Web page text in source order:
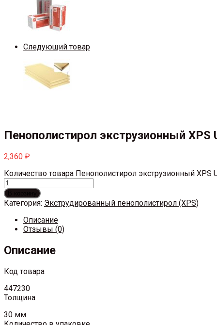
Следующий товар
Пенополистирол экструзионный
2,360 ₽
Количество товара Пенополистирол экструзионный
В корзину
Категория: Экструдированный пенополистирол (XPS)
Описание
Отзывы (0)
Описание
Код товара
447230
Толщина
30 мм